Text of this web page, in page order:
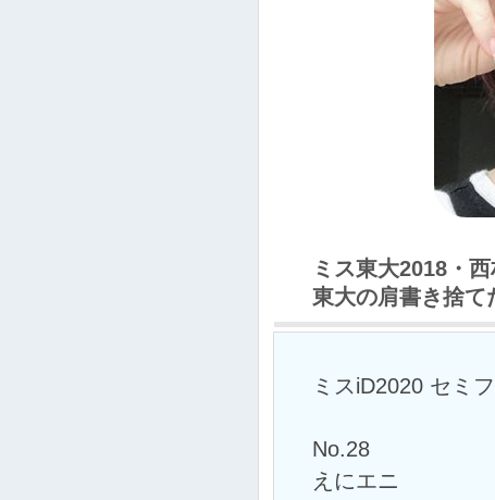
ミス東大2018・
東大の肩書き捨て
ミスiD2020 セミ
No.28
えにエニ